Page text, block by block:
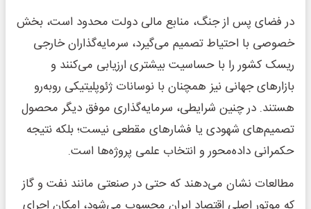
در فضای پس از جنگ، منابع مالی دولت محدود است، بخش
خصوصی با احتیاط تصمیم می‌گیرد، سرمایه‌گذاران خارجی
ریسک کشور را با حساسیت بیشتری ارزیابی می‌کنند و
بازارهای جهانی نیز همچنان با نوسانات ژئوپلیتیکی روبه‌رو
هستند. در چنین شرایطی، سرمایه‌گذاری موفق دیگر محصول
تصمیم‌های شهودی یا فشارهای مقطعی نیست؛ بلکه نتیجه
حکمرانی داده‌محور و انتخاب علمی پروژه‌ها است.
مطالعات نشان می‌دهند که حتی در صنعتی مانند نفت و گاز